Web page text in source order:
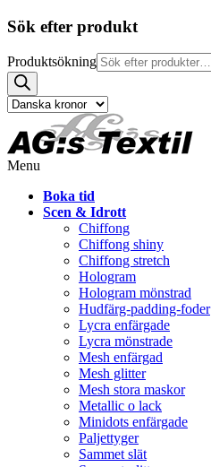
Sök efter produkt
Produktsökning
Menu
Boka tid
Scen & Idrott
Chiffong
Chiffong shiny
Chiffong stretch
Hologram
Hologram mönstrad
Hudfärg-padding-foder
Lycra enfärgade
Lycra mönstrade
Mesh enfärgad
Mesh glitter
Mesh stora maskor
Metallic o lack
Minidots enfärgade
Paljettyger
Sammet slät